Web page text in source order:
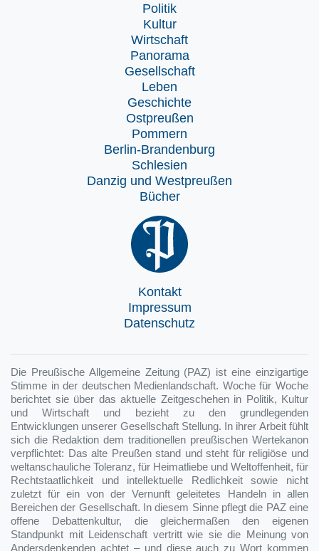
Politik
Kultur
Wirtschaft
Panorama
Gesellschaft
Leben
Geschichte
Ostpreußen
Pommern
Berlin-Brandenburg
Schlesien
Danzig und Westpreußen
Bücher
Kontakt
Impressum
Datenschutz
Die Preußische Allgemeine Zeitung (PAZ) ist eine einzigartige
Stimme in der deutschen Medienlandschaft. Woche für Woche
berichtet sie über das aktuelle Zeitgeschehen in Politik, Kultur
und Wirtschaft und bezieht zu den grundlegenden
Entwicklungen unserer Gesellschaft Stellung. In ihrer Arbeit fühlt
sich die Redaktion dem traditionellen preußischen Wertekanon
verpflichtet: Das alte Preußen stand und steht für religiöse und
weltanschauliche Toleranz, für Heimatliebe und Weltoffenheit, für
Rechtstaatlichkeit und intellektuelle Redlichkeit sowie nicht
zuletzt für ein von der Vernunft geleitetes Handeln in allen
Bereichen der Gesellschaft. In diesem Sinne pflegt die PAZ eine
offene Debattenkultur, die gleichermaßen den eigenen
Standpunkt mit Leidenschaft vertritt wie sie die Meinung von
Andersdenkenden achtet – und diese auch zu Wort kommen